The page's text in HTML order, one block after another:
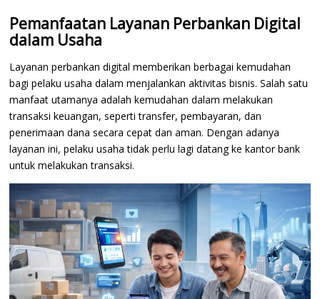
Pemanfaatan Layanan Perbankan Digital
dalam Usaha
Layanan perbankan digital memberikan berbagai kemudahan
bagi pelaku usaha dalam menjalankan aktivitas bisnis. Salah satu
manfaat utamanya adalah kemudahan dalam melakukan
transaksi keuangan, seperti transfer, pembayaran, dan
penerimaan dana secara cepat dan aman. Dengan adanya
layanan ini, pelaku usaha tidak perlu lagi datang ke kantor bank
untuk melakukan transaksi.